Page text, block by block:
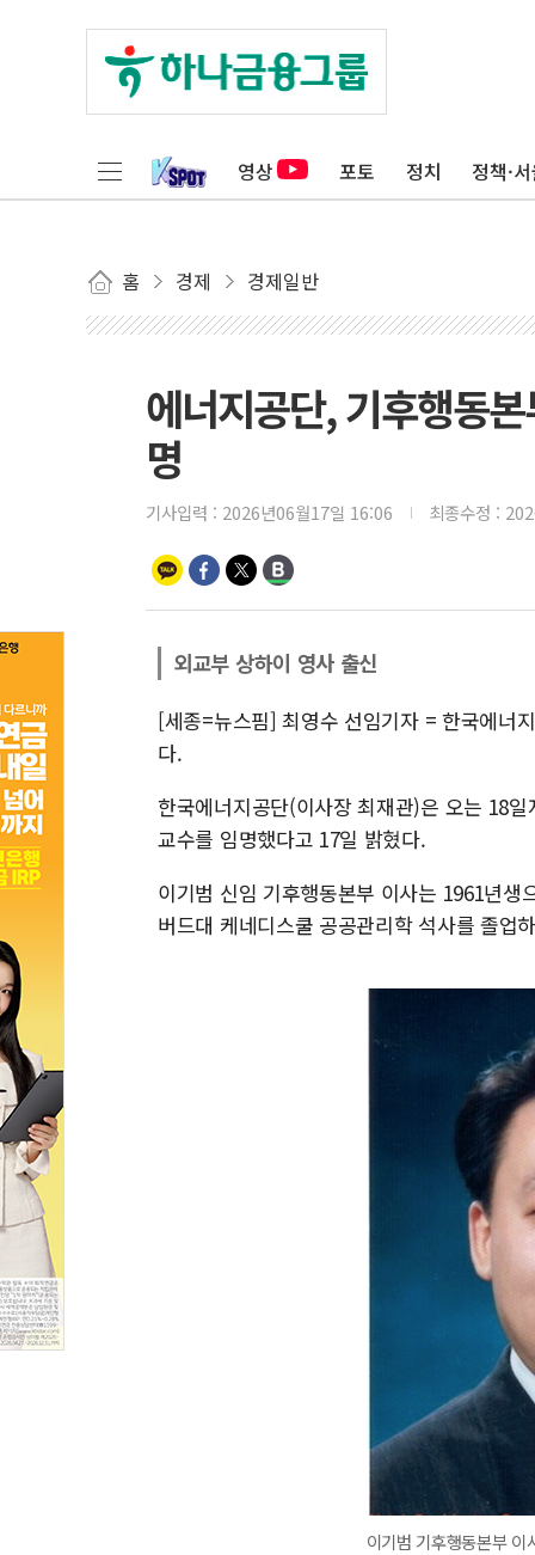
영상 포토 정치 정책·
홈 경제 경제일반
에너지공단, 기후행동
명
기사입력 : 2026년06월17일 16:06 최종수정 :
외교부 상하이 영사 출신
[세종=뉴스핌] 최영수 선임기자 = 한국에너
다.
한국에너지공단(이사장 최재관)은 오는 18
교수를 임명했다고 17일 밝혔다.
이기범 신임 기후행동본부 이사는 1961년
버드대 케네디스쿨 공공관리학 석사를 졸업
이기범 기후행동본부